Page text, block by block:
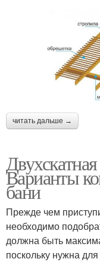
читать дальше →
Варианты
бани
Прежде чем
необходимо
должна быть
поскольку нужна